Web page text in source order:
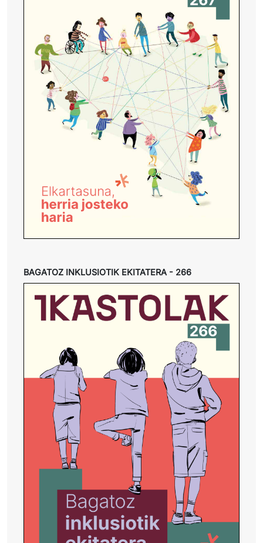
BAGATOZ INKLUSIOTIK EKITATERA - 266